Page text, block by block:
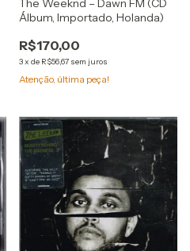
Álbum, Importado, Holanda)
R$170,00
3x de R$56,67 sem juros
Atenção, última peça!